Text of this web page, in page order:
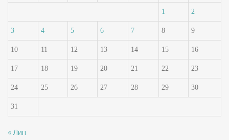
1 2
3 4 5 6 7 8 9
10 11 12 13 14 15 16
17 18 19 20 21 22 23
24 25 26 27 28 29 30
31
« Лип